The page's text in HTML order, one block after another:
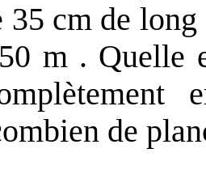
35 cmde long
m. Quelle
de